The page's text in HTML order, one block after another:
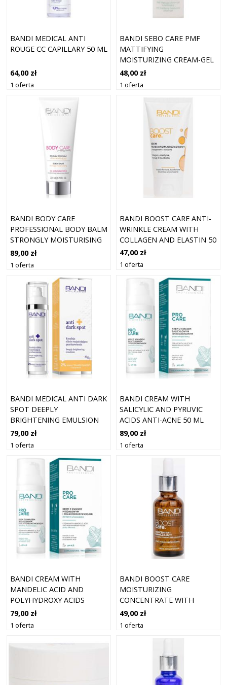
BANDI MEDICAL ANTI
ROUGE CC CAPILLARY 50 ML
64,00 zł
1 oferta
BANDI SEBO CARE PMF
MATTIFYING
MOISTURIZING CREAM-GEL
50 ML
48,00 zł
1 oferta
BANDI BODY CARE
PROFESSIONAL BODY BALM
STRONGLY MOISTURISING
200 ML
89,00 zł
1 oferta
BANDI BOOST CARE ANTI-
WRINKLE CREAM WITH
COLLAGEN AND ELASTIN 50
ML
47,00 zł
1 oferta
BANDI MEDICAL ANTI DARK
SPOT DEEPLY
BRIGHTENING EMULSION
50 ML
79,00 zł
1 oferta
BANDI CREAM WITH
SALICYLIC AND PYRUVIC
ACIDS ANTI-ACNE 50 ML
89,00 zł
1 oferta
BANDI CREAM WITH
MANDELIC ACID AND
POLYHYDROXY ACIDS
GENTLY 50 ML
79,00 zł
1 oferta
BANDI BOOST CARE
MOISTURIZING
CONCENTRATE WITH
HYALURONIC ACID 30 ML
49,00 zł
1 oferta